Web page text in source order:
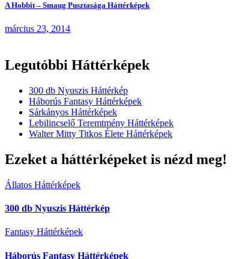
A Hobbit – Smaug Pusztasága Háttérképek
március 23, 2014
Legutóbbi Háttérképek
300 db Nyuszis Háttérkép
Háborús Fantasy Háttérképek
Sárkányos Háttérképek
Lebilincselő Teremtmény Háttérképek
Walter Mitty Titkos Élete Háttérképek
Ezeket a háttérképeket is nézd meg!
Állatos Háttérképek
300 db Nyuszis Háttérkép
Fantasy Háttérképek
Háborús Fantasy Háttérképek